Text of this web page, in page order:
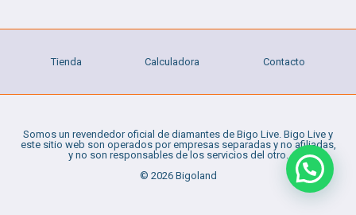
Tienda Calculadora Contacto
Somos un revendedor oficial de diamantes de Bigo Live. Bigo Live y
este sitio web son operados por empresas separadas y no afiliadas,
y no son responsables de los servicios del otro.
© 2026 Bigoland